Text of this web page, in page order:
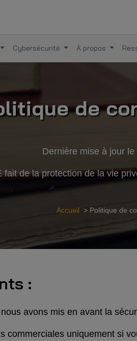
Cybersécurité À propos
de
Dernière mise à jour
fait de la protection de la vie
Accueil > Politique de
:
avons mis en avant la
commerciales uniquement si